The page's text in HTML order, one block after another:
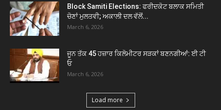
Block Samiti Elections: ਫਰੀਦਕੋਟ ਬਲਾਕ ਸਮਿਤੀ
ਚੋਣਾਂ ਮੁਲਤਵੀ; ਅਕਾਲੀ ਦਲ ਵੱਲੋਂ...
March 6, 2026
ਜੂਨ ਤੱਕ 45 ਹਜ਼ਾਰ ਕਿਲੋਮੀਟਰ ਸੜਕਾਂ ਬਣਨਗੀਆਂ: ਈ ਟੀ
ਓ
March 6, 2026
Load more